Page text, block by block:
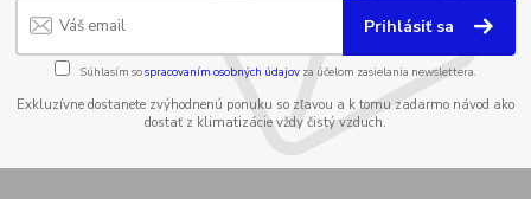
Prihlásiť sa
Súhlasím sospracovaním osobných údajov za účelom zasielania newslettera.
Exkluzívne dostanete zvýhodnenú ponuku so zľavou a k tomu zadarmo návod ako
dostať z klimatizácie vždy čistý vzduch.